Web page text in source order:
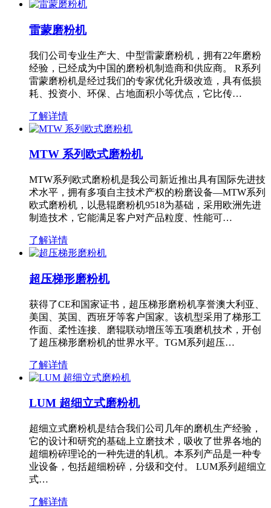
雷蒙磨粉机
我们公司专业生产大、中型雷蒙磨粉机，拥有22年磨粉
经验，已经成为中国的磨粉机制造商和供应商。 R系列
雷蒙磨粉机是经过我们的专家优化升级改造，具有低损
耗、投资小、环保、占地面积小等优点，它比传…
了解详情
MTW 系列欧式磨粉机
MTW系列欧式磨粉机是我公司新近推出具有国际先进技
术水平，拥有多项自主技术产权的粉磨设备—MTW系列
欧式磨粉机，以悬辊磨粉机9518为基础，采用欧洲先进
制造技术，它能满足客户对产品粒度、性能可…
了解详情
超压梯形磨粉机
获得了CE和国家证书，超压梯形磨粉机享誉澳大利亚、
美国、英国、西班牙等客户国家。该机型采用了梯形工
作面、柔性连接、磨辊联动增压等五项磨机技术，开创
了超压梯形磨粉机的世界水平。TGM系列超压…
了解详情
LUM 超细立式磨粉机
超细立式磨粉机是结合我们公司几年的磨机生产经验，
它的设计和研究的基础上立磨技术，吸收了世界各地的
超细粉碎理论的一种先进的轧机。本系列产品是一种专
业设备，包括超细粉碎，分级和交付。 LUM系列超细立
式…
了解详情